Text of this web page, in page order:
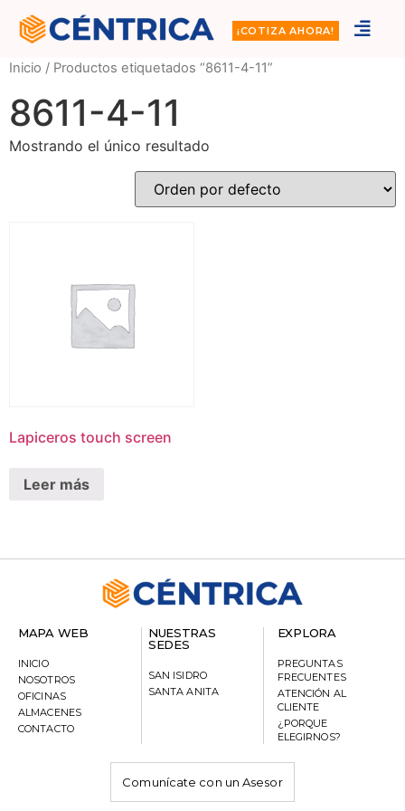
¡COTIZA AHORA!
Inicio / Productos etiquetados “8611-4-11”
8611-4-11
Mostrando el único resultado
Lapiceros touch screen
Leer más
MAPA WEB
INICIO
NOSOTROS
OFICINAS
ALMACENES
CONTACTO
NUESTRAS
SEDES
SAN ISIDRO
SANTA ANITA
EXPLORA
PREGUNTAS
FRECUENTES
ATENCIÓN AL
CLIENTE
¿PORQUE
ELEGIRNOS?
Comunícate con un Asesor